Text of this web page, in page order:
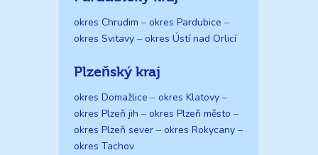
okres Chrudim – okres Pardubice –
okres Svitavy – okres Ústí nad Orlicí
Plzeňský kraj
okres Domažlice – okres Klatovy –
okres Plzeň jih – okres Plzeň město –
okres Plzeň sever – okres Rokycany –
okres Tachov